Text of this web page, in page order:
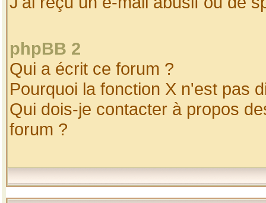
phpBB 2
Qui a écrit ce forum ?
Pourquoi la fonction X n'est pas
Qui dois-je contacter à propos
forum ?